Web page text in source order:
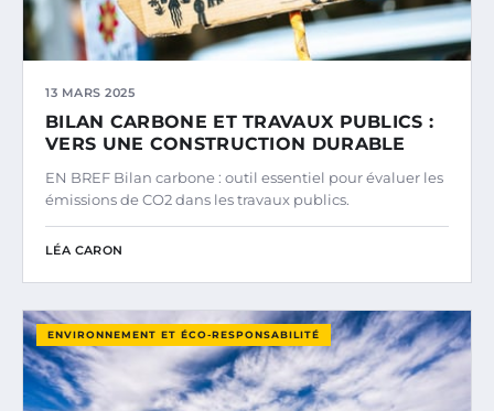
13 MARS 2025
BILAN CARBONE ET TRAVAUX PUBLICS :
VERS UNE CONSTRUCTION DURABLE
EN BREF Bilan carbone : outil essentiel pour évaluer les
émissions de CO2 dans les travaux publics.
LÉA CARON
ENVIRONNEMENT ET ÉCO-RESPONSABILITÉ